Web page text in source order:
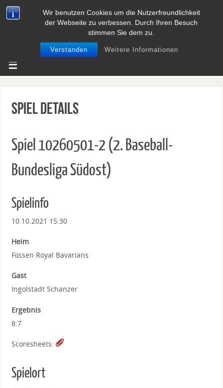
Wir benutzen Cookies um die Nutzerfreundlichkeit
der Webseite zu verbessen. Durch Ihren Besuch
stimmen Sie dem zu.
Verstanden Weitere Informationen
BASEBALL UND SOFTBALL IN
NIEDERSACHSEN
Spiel Details
Spiel 10260501-2 (2. Baseball-
Bundesliga Südost)
Spielinfo
10.10.2021 15:30
Heim
Füssen Royal Bavarians
Gast
Ingolstadt Schanzer
Ergebnis
8:7
Scoresheets:
Spielort